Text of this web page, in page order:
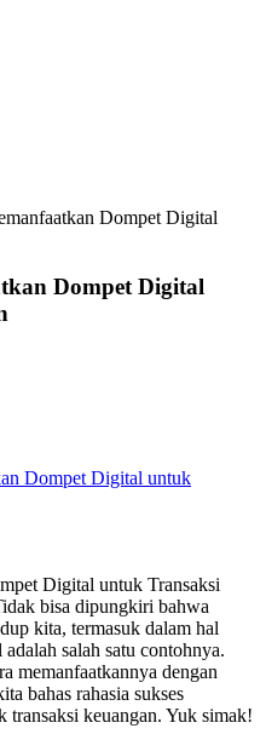
Dompet Digital
Dompet Digital
Dompet Digital untuk
Digital untuk Transaksi
bisa dipungkiri bahwa
kita, termasuk dalam hal
salah satu contohnya.
memanfaatkannya dengan
bahas rahasia sukses
transaksi keuangan. Yuk simak!